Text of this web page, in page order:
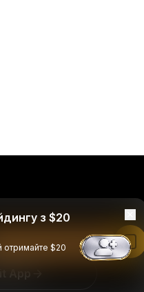
App
з $20
отримайте $20
в застосунку Bybit